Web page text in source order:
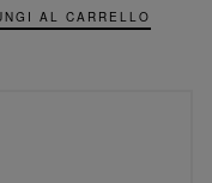
AL CARRELLO